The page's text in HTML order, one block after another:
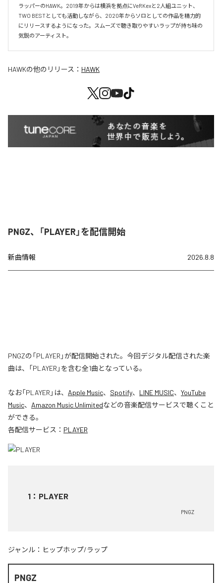
ラッパーのHAWK。2019年からは横浜を拠点にVeRKexと2人組ユニット、
TWO BESTとしても活動しながら、2020年からソロとしての作品を精力的
にリリースするようになった。スムーズで聴き取りやすいラップが持ち味の
気鋭のアーティスト。
HAWKの他のリリース： HAWK
PNGZ、「PLAYER」を配信開始
新曲情報 2026.8.8
PNGZの「PLAYER」が配信開始された。今回デジタル配信された楽
曲は、「PLAYER」を含む全1曲となっている。
なお「PLAYER 」は、 Apple Music、 Spotify、 LINE MUSIC、 YouTube
Music、 Amazon Music Unlimitedなどの音楽配信サービスで聴くこと
ができる。
各配信サービス： PLAYER
1 ： PLAYER
PNGZ
ジャンル： ヒップホップ/ラップ
PNGZ